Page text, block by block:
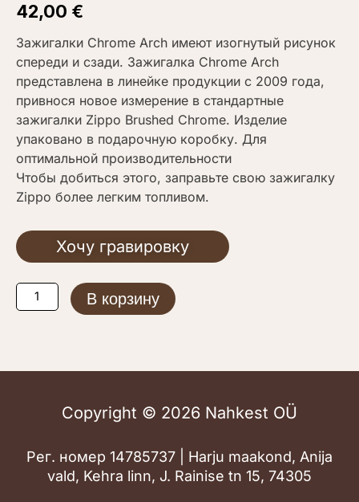
42,00 €
Зажигалки Chrome Arch имеют изогнутый рисунок
спереди и сзади. Зажигалка Chrome Arch
представлена в линейке продукции с 2009 года,
привнося новое измерение в стандартные
зажигалки Zippo Brushed Chrome. Изделие
упаковано в подарочную коробку. Для
оптимальной производительности
Чтобы добиться этого, заправьте свою зажигалку
Zippo более легким топливом.
Хочу гравировку
Количество
товара
Arch
В корзину
Copyright © 2026 Nahkest OÜ
Рег. номер 14785737 | Harju maakond, Anija
vald, Kehra linn, J. Rainise tn 15, 74305